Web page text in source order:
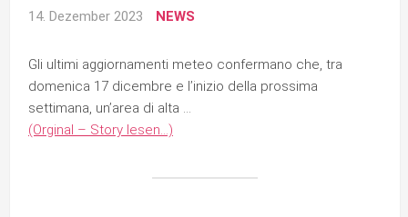
14. Dezember 2023 NEWS
Gli ultimi aggiornamenti meteo confermano che, tra
domenica 17 dicembre e l’inizio della prossima
settimana, un’area di alta …
(Orginal – Story lesen…)